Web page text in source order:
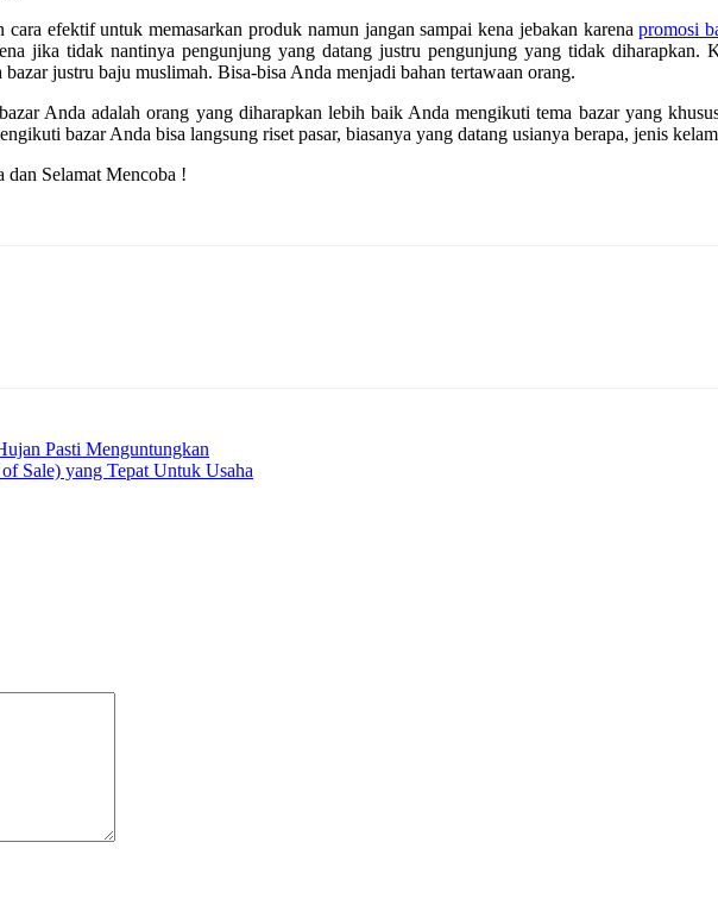
efektif untuk memasarkan produk namun jangan sampai kena jebakan karenapromosi
jika tidak nantinya pengunjung yang datang justru pengunjung yang tidak diharapkan.
justru baju muslimah. Bisa-bisa Anda menjadi bahan tertawaan orang.
Anda adalah orang yang diharapkan lebih baik Anda mengikuti tema bazar yang
bazar Anda bisa langsung riset pasar, biasanya yang datang usianya berapa, jenis
Selamat Mencoba !
Pasti Menguntungkan
Sale) yang Tepat Untuk Usaha